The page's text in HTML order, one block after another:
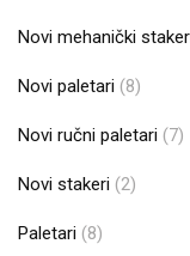
Novi mehanički
Novi paletari (8)
Novi ručni paletari (7)
Novi stakeri (2)
Paletari (8)